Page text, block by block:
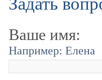
Ваше имя:
Например: Елена